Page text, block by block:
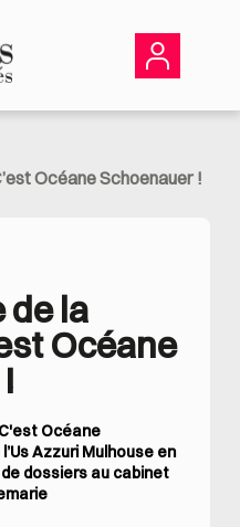
Océane Schoenauer !
de la
Océane
C'est Océane
Azzuri Mulhouse en
dossiers au cabinet